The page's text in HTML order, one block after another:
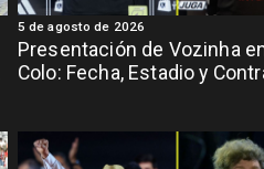
Presentación de Vozinha
Colo: Fecha, Estadio y
5 de agosto de 2026